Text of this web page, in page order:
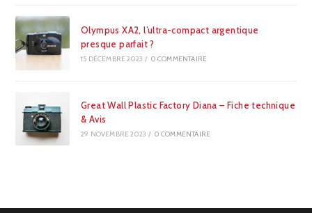
Olympus XA2, l’ultra-compact argentique
presque parfait ?
15 DÉCEMBRE 2023 / 0 COMMENTAIRE
Great Wall Plastic Factory Diana – Fiche technique
& Avis
29 NOVEMBRE 2023 / 0 COMMENTAIRE